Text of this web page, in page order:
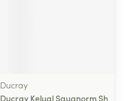
Ducray
Ducray Kelual Squanorm Sh